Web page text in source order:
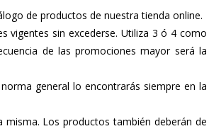
de productos de nuestra tienda online.
vigentes sin excederse. Utiliza 3 ó 4 como
de las promociones mayor será la
general lo encontrarás siempre en la
misma. Los productos también deberán de